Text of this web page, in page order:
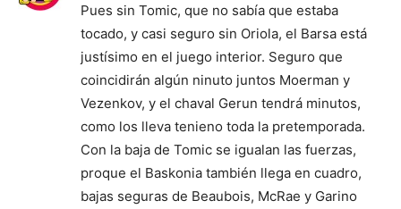
Pues sin Tomic, que no sabía que estaba
tocado, y casi seguro sin Oriola, el Barsa está
justísimo en el juego interior. Seguro que
coincidirán algún ninuto juntos Moerman y
Vezenkov, y el chaval Gerun tendrá minutos,
como los lleva tenieno toda la pretemporada.
Con la baja de Tomic se igualan las fuerzas,
proque el Baskonia también llega en cuadro,
bajas seguras de Beaubois, McRae y Garino